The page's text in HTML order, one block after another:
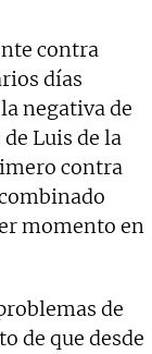
contra
días
negativa de
Luis de la
contra
momento en
de
de que desde